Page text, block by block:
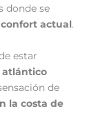
donde se
actual.
estar
atlántico
de
la costa de